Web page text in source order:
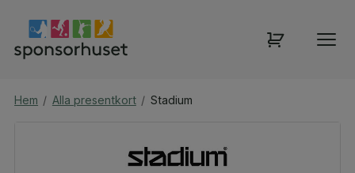
Hem / Alla presentkort / Stadium